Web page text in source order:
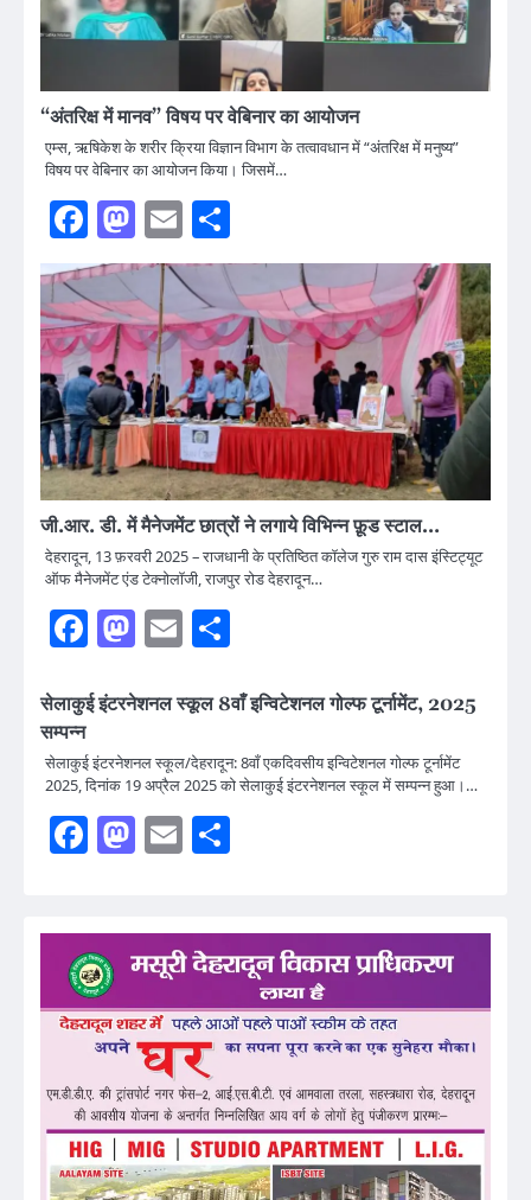
“अंतरिक्ष में मानव” विषय पर वेबिनार का आयोजन
एम्स, ऋषिकेश के शरीर क्रिया विज्ञान विभाग के तत्वावधान में “अंतरिक्ष में मनुष्य”
विषय पर वेबिनार का आयोजन किया। जिसमें…
Facebook
Mastodon
Email
जी.आर. डी. में मैनेजमेंट छात्रों ने लगाये विभिन्न फ़ूड स्टाल…
देहरादून, 13 फ़रवरी 2025 – राजधानी के प्रतिष्ठित कॉलेज गुरु राम दास इंस्टिट्यूट
ऑफ मैनेजमेंट एंड टेक्नोलॉजी, राजपुर रोड देहरादून…
Facebook
Mastodon
Email
सेलाकुई इंटरनेशनल स्कूल 8वाँ इन्विटेशनल गोल्फ टूर्नामेंट, 2025
सम्पन्न
सेलाकुई इंटरनेशनल स्कूल/देहरादून: 8वाँ एकदिवसीय इन्विटेशनल गोल्फ टूर्नामेंट
2025, दिनांक 19 अप्रैल 2025 को सेलाकुई इंटरनेशनल स्कूल में सम्पन्न हुआ।…
Facebook
Mastodon
Email